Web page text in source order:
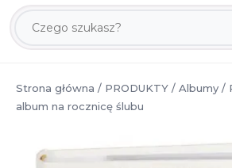
Strona główna / PRODUKTY / Albumy /
album na rocznicę ślubu